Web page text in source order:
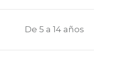
De 5 a 14 años